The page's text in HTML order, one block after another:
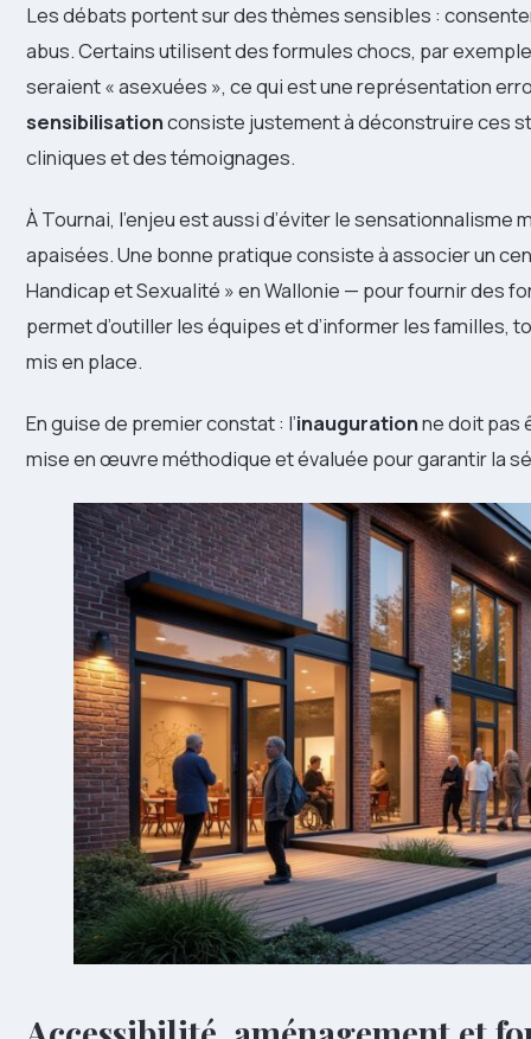
Les débats portent sur des thèmes sensibles :
abus. Certains utilisent des formules chocs, par
seraient « asexuées », ce qui est une représentation
sensibilisationconsiste justement à déconstruire ces
cliniques et des témoignages.
À Tournai, l’enjeu est aussi d’éviter le
apaisées. Une bonne pratique consiste à associer un
Handicap et Sexualité » en Wallonie — pour fournir des
permet d’outiller les équipes et d’informer les
mis en place.
En guise de premier constat : l’inaugurationne doit pas
mise en œuvre méthodique et évaluée pour garantir la